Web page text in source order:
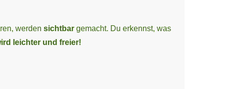
werden sichtbar gemacht. Du erkennst, was
leichter und freier!